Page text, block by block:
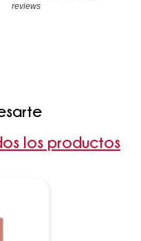
reviews
los productos